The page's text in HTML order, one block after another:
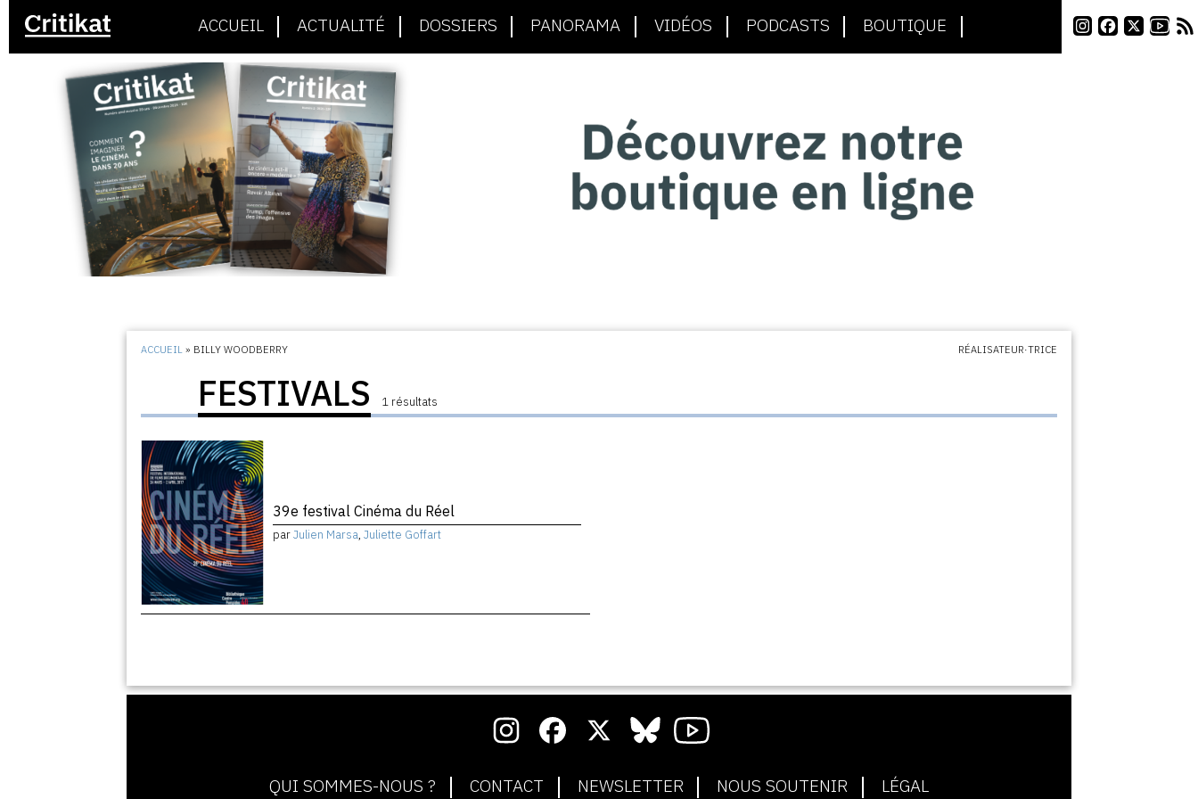
ACCUEIL ACTUALITÉ DOSSIERS PANORAMA VIDÉOS PODCASTS BOUTIQUE
ACCUEIL » BILLY WOODBERRY RÉALISATEUR·TRICE
FESTIVALS 1 résultats
39e festival Cinéma du Réel
parJulien Marsa,Juliette Goffart
QUI SOMMES-NOUS ? CONTACT NEWSLETTER NOUS SOUTENIR LÉGAL